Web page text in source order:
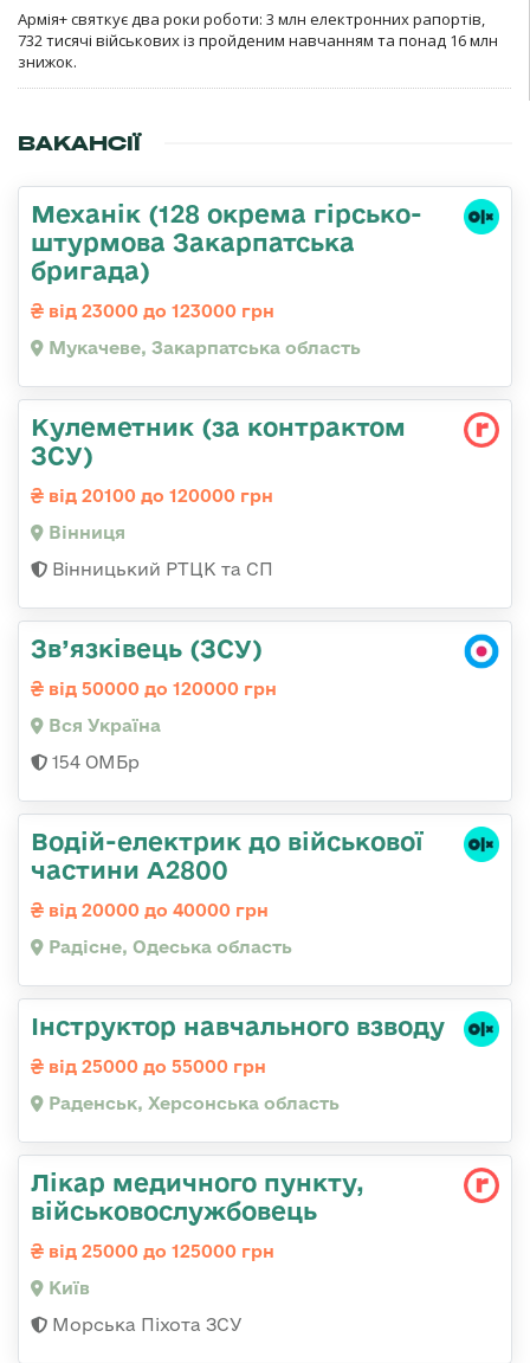
Армія+ святкує два роки роботи: 3 млн електронних рапортів,
732 тисячі військових із пройденим навчанням та понад 16 млн
знижок.
ВАКАНСІЇ
Механік (128 окрема гірсько-
штурмова Закарпатська
бригада)
від 23000 до 123000 грн
Мукачеве, Закарпатська область
Кулеметник (за контрактом
ЗСУ)
від 20100 до 120000 грн
Вінниця
Вінницький РТЦК та СП
Зв’язківець (ЗСУ)
від 50000 до 120000 грн
Вся Україна
154 ОМБр
Водій-електрик до військової
частини А2800
від 20000 до 40000 грн
Радісне, Одеська область
Інструктор навчального взводу
від 25000 до 55000 грн
Раденськ, Херсонська область
Лікар медичного пункту,
військовослужбовець
від 25000 до 125000 грн
Київ
Морська Піхота ЗСУ